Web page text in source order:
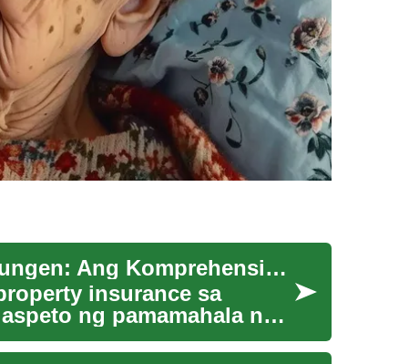
Pag-unawa sa Sachversicherungen: Ang Komprehensibong Gabay
insurance sa
ng pamamahala ng